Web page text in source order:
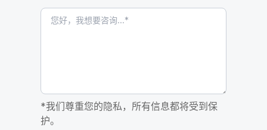
*我们尊重您的隐私，所有信息都将受到保
护。